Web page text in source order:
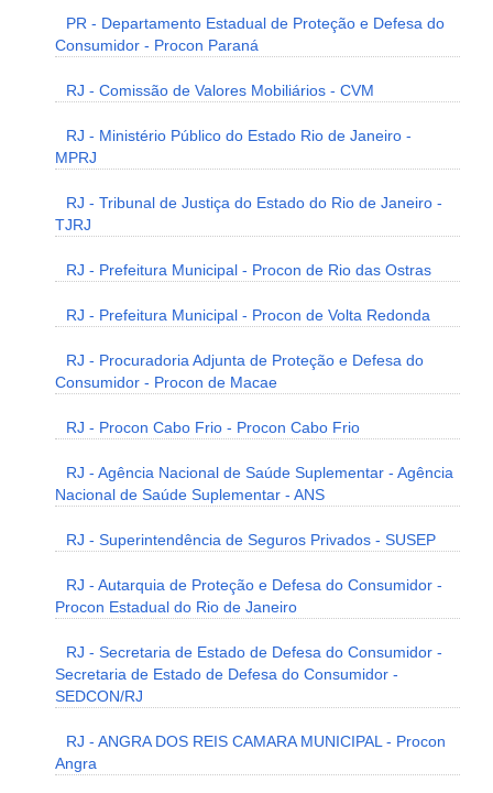
PR - Departamento Estadual de Proteção e Defesa do
Consumidor - Procon Paraná
RJ - Comissão de Valores Mobiliários - CVM
RJ - Ministério Público do Estado Rio de Janeiro -
MPRJ
RJ - Tribunal de Justiça do Estado do Rio de Janeiro -
TJRJ
RJ - Prefeitura Municipal - Procon de Rio das Ostras
RJ - Prefeitura Municipal - Procon de Volta Redonda
RJ - Procuradoria Adjunta de Proteção e Defesa do
Consumidor - Procon de Macae
RJ - Procon Cabo Frio - Procon Cabo Frio
RJ - Agência Nacional de Saúde Suplementar - Agência
Nacional de Saúde Suplementar - ANS
RJ - Superintendência de Seguros Privados - SUSEP
RJ - Autarquia de Proteção e Defesa do Consumidor -
Procon Estadual do Rio de Janeiro
RJ - Secretaria de Estado de Defesa do Consumidor -
Secretaria de Estado de Defesa do Consumidor -
SEDCON/RJ
RJ - ANGRA DOS REIS CAMARA MUNICIPAL - Procon
Angra